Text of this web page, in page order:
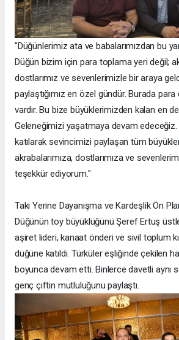
"Düğünlerimiz ata ve babalarımızdan bu
Düğün bizim için para toplama yeri değil;
dostlarımız ve sevenlerimizle bir araya
paylaştığımız en özel gündür. Burada
vardır. Bu bize büyüklerimizden kalan en
Geleneğimizi yaşatmaya devam
katılarak sevincimizi paylaşan tüm
akrabalarımıza, dostlarımıza ve
teşekkür ediyorum."
Takı Yerine Dayanışma ve Kardeşlik Ön
Düğünün toy büyüklüğünü Şeref Ertuş
aşiret lideri, kanaat önderi ve sivil toplum
düğüne katıldı. Türküler eşliğinde çekilen
boyunca devam etti. Binlerce davetli aynı
genç çiftin mutluluğunu paylaştı.